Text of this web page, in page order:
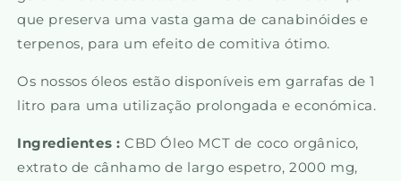
que preserva uma vasta gama de canabinóides e
terpenos, para um efeito de comitiva ótimo.
Os nossos óleos estão disponíveis em garrafas de 1
litro para uma utilização prolongada e económica.
Ingredientes : CBD Óleo MCT de coco orgânico,
extrato de cânhamo de largo espetro, 2000 mg,